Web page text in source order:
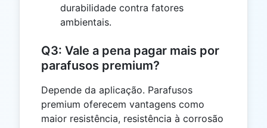
durabilidade contra fatores
ambientais.
Q3: Vale a pena pagar mais por
parafusos premium?
Depende da aplicação. Parafusos
premium oferecem vantagens como
maior resistência, resistência à corrosão